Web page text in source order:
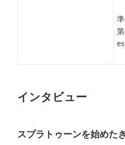
インタビュー
スプラトゥーンを始めた